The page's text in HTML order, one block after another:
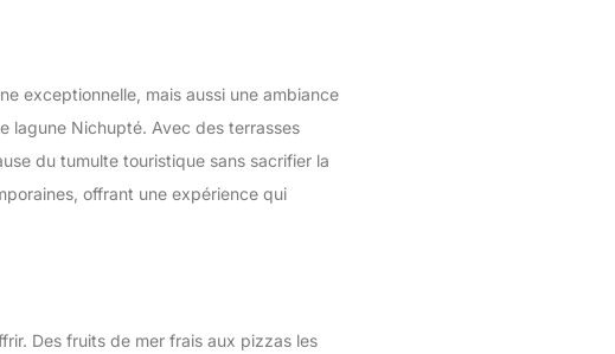
exceptionnelle, mais aussi une ambiance
lagune Nichupté. Avec des terrasses
du tumulte touristique sans sacrifier la
offrant une expérience qui
Des fruits de mer frais aux pizzas les